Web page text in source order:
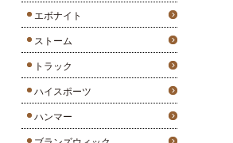
エボナイト
ストーム
トラック
ハイスポーツ
ハンマー